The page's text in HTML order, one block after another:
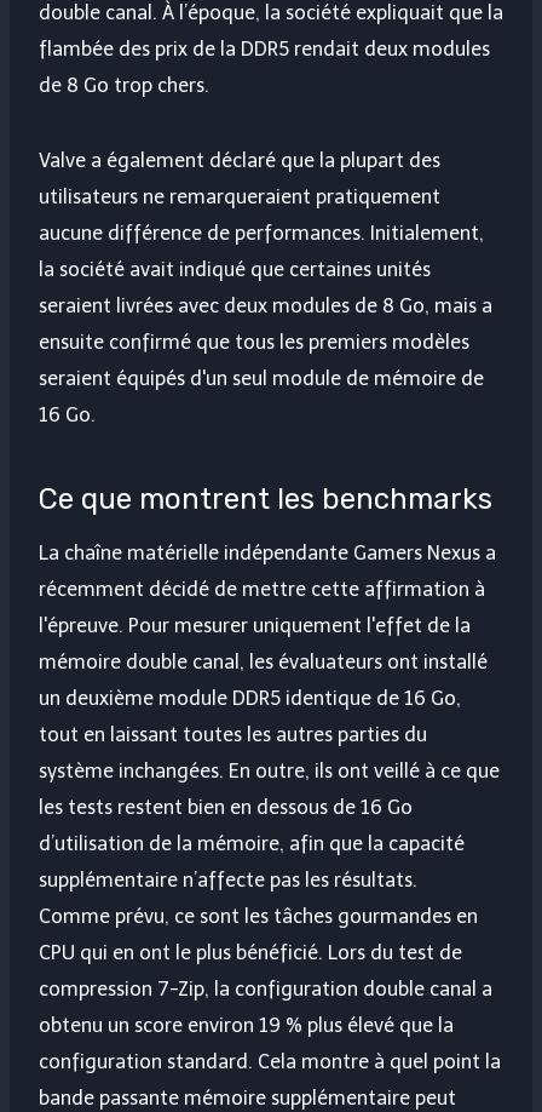
double canal. À l’époque, la société expliquait que la
flambée des prix de la DDR5 rendait deux modules
de 8 Go trop chers.
Valve a également déclaré que la plupart des
utilisateurs ne remarqueraient pratiquement
aucune différence de performances. Initialement,
la société avait indiqué que certaines unités
seraient livrées avec deux modules de 8 Go, mais a
ensuite confirmé que tous les premiers modèles
seraient équipés d'un seul module de mémoire de
16 Go.
Ce que montrent les benchmarks
La chaîne matérielle indépendante Gamers Nexus a
récemment décidé de mettre cette affirmation à
l'épreuve. Pour mesurer uniquement l'effet de la
mémoire double canal, les évaluateurs ont installé
un deuxième module DDR5 identique de 16 Go,
tout en laissant toutes les autres parties du
système inchangées. En outre, ils ont veillé à ce que
les tests restent bien en dessous de 16 Go
d’utilisation de la mémoire, afin que la capacité
supplémentaire n’affecte pas les résultats.
Comme prévu, ce sont les tâches gourmandes en
CPU qui en ont le plus bénéficié. Lors du test de
compression 7-Zip, la configuration double canal a
obtenu un score environ 19 % plus élevé que la
configuration standard. Cela montre à quel point la
bande passante mémoire supplémentaire peut